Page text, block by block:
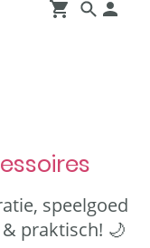
speelgoed
praktisch! 🌙